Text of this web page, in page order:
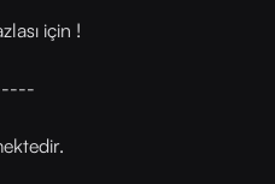
için !